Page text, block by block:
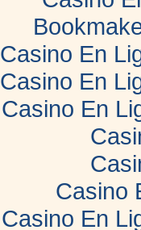
Casino En
Casino En
Casino En
Casino
Casino En